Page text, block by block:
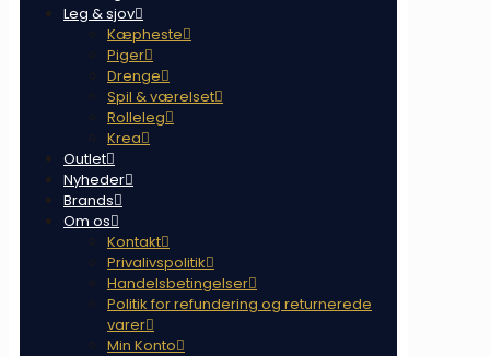
Leg & sjov
Kæpheste
Piger
Drenge
Spil & værelset
Rolleleg
Krea
Outlet
Nyheder
Brands
Om os
Kontakt
Privalivspolitik
Handelsbetingelser
Politik for refundering og returnerede
varer
Min Konto